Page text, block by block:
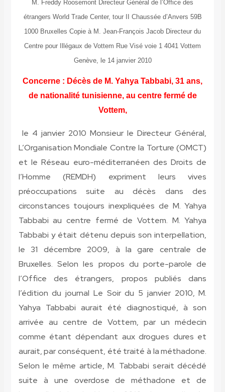
M. Freddy Roosemont Directeur Général de l’Office des
étrangers World Trade Center, tour II Chaussée d’Anvers 59B
1000 Bruxelles Copie à M. Jean-François Jacob Directeur du
Centre pour Illégaux de Vottem Rue Visé voie 1 4041 Vottem
Genève, le 14 janvier 2010
Concerne : Décès de M. Yahya Tabbabi, 31 ans,
de nationalité tunisienne, au centre fermé de
Vottem,
le 4 janvier 2010 Monsieur le Directeur Général,
L’Organisation Mondiale Contre la Torture (OMCT)
et le Réseau euro-méditerranéen des Droits de
l’Homme (REMDH) expriment leurs vives
préoccupations suite au décès dans des
circonstances toujours inexpliquées de M. Yahya
Tabbabi au centre fermé de Vottem. M. Yahya
Tabbabi y était détenu depuis son interpellation,
le 31 décembre 2009, à la gare centrale de
Bruxelles. Selon les propos du porte-parole de
l’Office des étrangers, propos publiés dans
l’édition du journal Le Soir du 5 janvier 2010, M.
Yahya Tabbabi aurait été diagnostiqué, à son
arrivée au centre de Vottem, par un médecin
comme étant dépendant aux drogues dures et
aurait, par conséquent, été traité à la méthadone.
Selon le même article, M. Tabbabi serait décédé
suite à une overdose de méthadone et de